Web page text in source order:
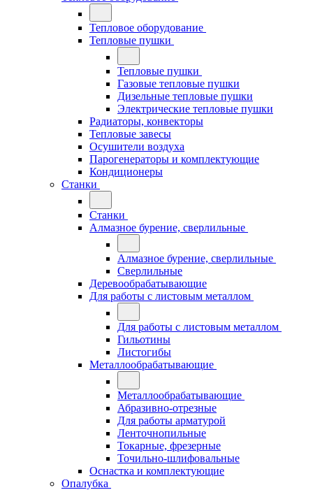
Тепловое оборудование
Тепловые пушки
Тепловые пушки
Газовые тепловые пушки
Дизельные тепловые пушки
Электрические тепловые пушки
Радиаторы, конвекторы
Тепловые завесы
Осушители воздуха
Парогенераторы и комплектующие
Кондиционеры
Станки
Станки
Алмазное бурение, сверлильные
Алмазное бурение, сверлильные
Сверлильные
Деревообрабатывающие
Для работы с листовым металлом
Для работы с листовым металлом
Гильотины
Листогибы
Металлообрабатывающие
Металлообрабатывающие
Абразивно-отрезные
Для работы арматурой
Ленточнопильные
Токарные, фрезерные
Точильно-шлифовальные
Оснастка и комплектующие
Опалубка